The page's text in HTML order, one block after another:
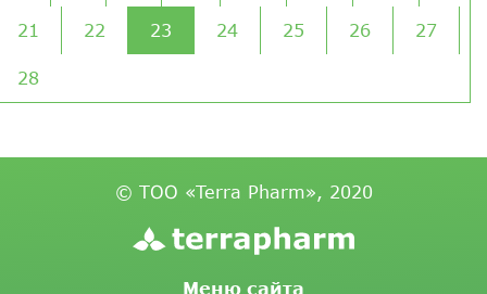
21 22 23 24 25 26 27
28
© ТОО «Terra Pharm», 2020
Меню сайта